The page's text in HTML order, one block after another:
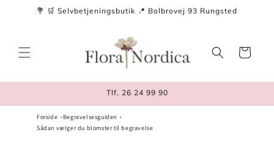
Gå til💐 🛒 Selvbetjeningsbutik 📍 Bolbrovej 93 Rungsted
Indkøbskurv
Tlf. 26 24 99 90
Forside
Begravelsesguiden
Sådan vælger du blomster til begravelse